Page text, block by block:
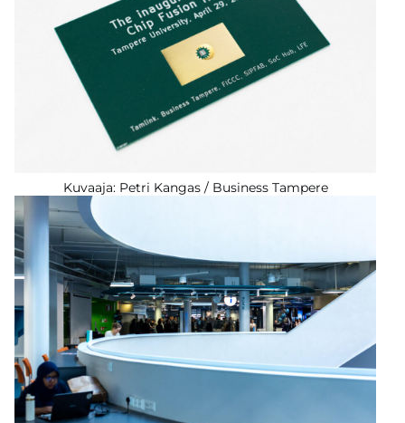
Kuvaaja: Petri Kangas / Business Tampere